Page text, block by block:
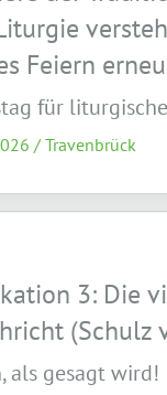
Feiern
für
/ Travenbrück
3: Die
(Schulz
als gesagt wird!